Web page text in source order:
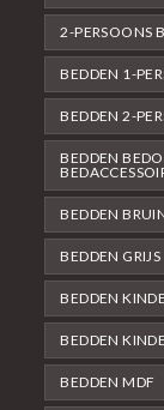
2-PERSOONS
BEDDEN 1-
BEDDEN 2-
BEDDEN
BEDDEN
BEDDEN GRIJS
BEDDEN
BEDDEN
BEDDEN MDF